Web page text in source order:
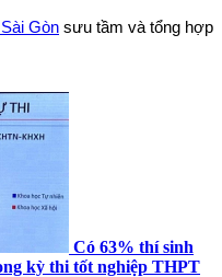
Gòn sưu tầm và tổng hợp
Có 63% thí sinh
kỳ thi tốt nghiệp THPT